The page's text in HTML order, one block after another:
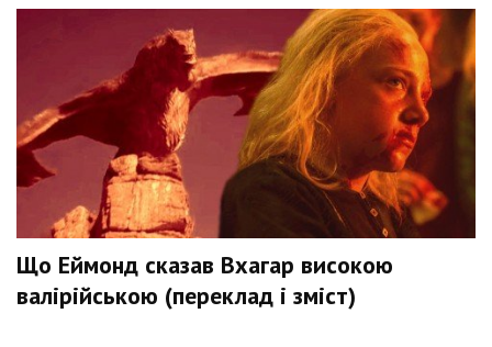
Що Еймонд сказав Вхагар високою
валірійською (переклад і зміст)